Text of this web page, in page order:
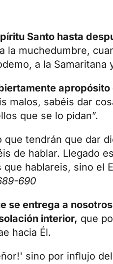
Santo hasta
la muchedumbre,
a la
apropósito
malos, sabéis dar
que se lo pidan”.
tendrán que dar
de hablar. Llegado
hablareis, sino el
690
se entrega a
interior, que
hacia Él.
sino por influjo